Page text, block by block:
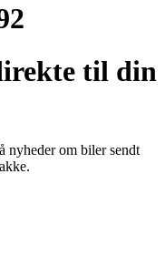
til din
nyheder om biler sendt